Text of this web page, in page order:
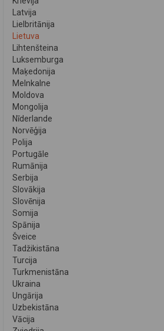
Latvija
Lielbritānija
Lietuva
Lihtenšteina
Luksemburga
Maķedonija
Melnkalne
Moldova
Mongolija
Nīderlande
Norvēģija
Polija
Portugāle
Rumānija
Serbija
Slovākija
Slovēnija
Somija
Spānija
Šveice
Tadžikistāna
Turcija
Turkmenistāna
Ukraina
Ungārija
Uzbekistāna
Vācija